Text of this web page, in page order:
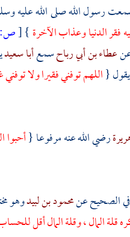
رسول الله صلى الله عليه
فقر الدنيا وعذاب الآخرة}
[ص:
عطاء بن أبي رباحسمعأبا سعيد
{اللهم توفني فقيرا ولا
رضي الله عنه مرفوعا {
في الصحيح عنمحمود بن لبيدوهو
قلة المال ، وقلة المال أقل